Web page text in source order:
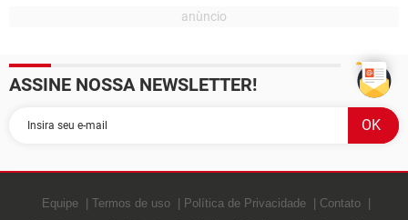
ASSINE NOSSA NEWSLETTER!
Equipe Termos de uso Política de Privacidade
Contato